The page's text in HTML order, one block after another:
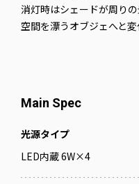
消灯時はシェードが周り
空間を漂うオブジェへと変
Main Spec
光源タイプ
LED内蔵 6W×4